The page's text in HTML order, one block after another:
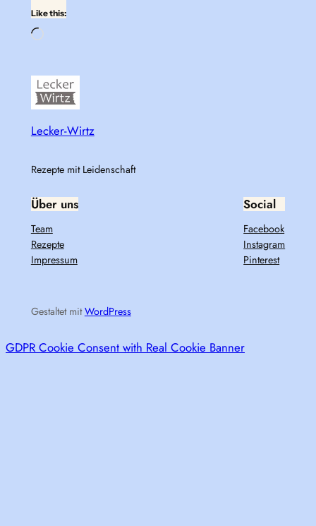
Like this:
Loading…
Lecker-Wirtz
Rezepte mit Leidenschaft
Über uns
Team
Rezepte
Impressum
Social
Facebook
Instagram
Pinterest
Gestaltet mitWordPress
GDPR Cookie Consent with Real Cookie Banner